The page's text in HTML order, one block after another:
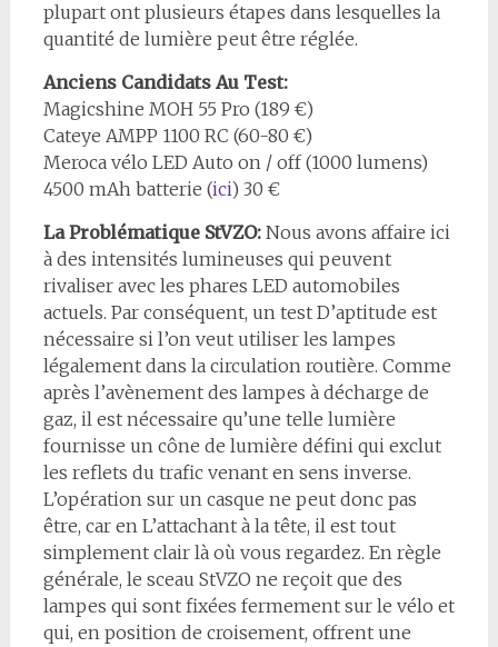
plupart ont plusieurs étapes dans lesquelles la
quantité de lumière peut être réglée.
Anciens Candidats Au Test:
Magicshine MOH 55 Pro (189 €)
Cateye AMPP 1100 RC (60-80 €)
Meroca vélo LED Auto on / off (1000 lumens)
4500 mAh batterie (ici) 30 €
La Problématique StVZO:Nous avons affaire ici
à des intensités lumineuses qui peuvent
rivaliser avec les phares LED automobiles
actuels. Par conséquent, un test D’aptitude est
nécessaire si l’on veut utiliser les lampes
légalement dans la circulation routière. Comme
après l’avènement des lampes à décharge de
gaz, il est nécessaire qu’une telle lumière
fournisse un cône de lumière défini qui exclut
les reflets du trafic venant en sens inverse.
L’opération sur un casque ne peut donc pas
être, car en L’attachant à la tête, il est tout
simplement clair là où vous regardez. En règle
générale, le sceau StVZO ne reçoit que des
lampes qui sont fixées fermement sur le vélo et
qui, en position de croisement, offrent une